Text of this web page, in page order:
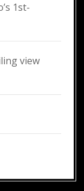
1st-
view